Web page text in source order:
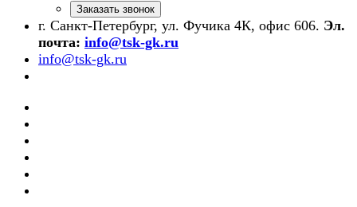
Заказать звонок
г. Санкт-Петербург, ул. Фучика 4К, офис 606. Эл.
почта: info@tsk-gk.ru
info@tsk-gk.ru